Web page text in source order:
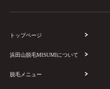
トップページ
浜田山脱毛MISUMIについて
脱毛メニュー